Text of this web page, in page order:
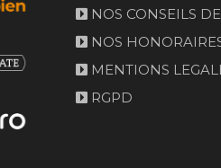
NOS CONSEILS
NOS
MENTIONS
RGPD